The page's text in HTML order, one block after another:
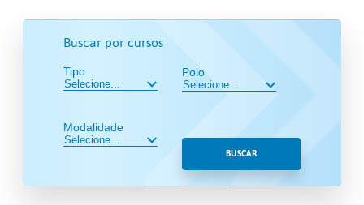
Buscar por cursos
Tipo
Modalidade
Polo
BUSCAR